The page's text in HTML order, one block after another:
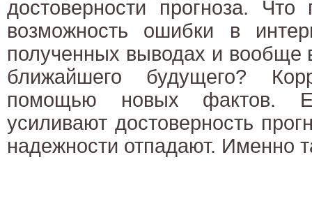
достоверности прогноза. Что
возможность ошибки в
полученных выводах и вообще
ближайшего будущего?
помощью новых фактов.
усиливают достоверность
надежности отпадают. Именно